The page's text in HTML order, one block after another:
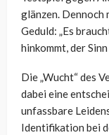
glänzen.
Geduld: „Es
hinkommt, der Sinn
Die „Wucht“ des
dabei eine
unfassbare
Identifikation bei